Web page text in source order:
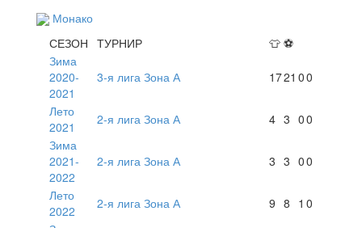
Монако
СЕЗОН ТУРНИР 👕 ⚽
Зима
2020-
2021
3-я лига Зона А 1721 00
Лето
2021
2-я лига Зона А 4 3 00
Зима
2021-
2022
2-я лига Зона А 3 3 00
Лето
2022
2-я лига Зона А 9 8 1 0